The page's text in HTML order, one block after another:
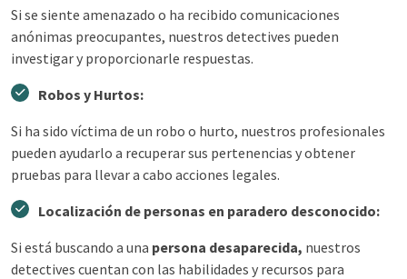
Si se siente amenazado o ha recibido comunicaciones
anónimas preocupantes, nuestros detectives pueden
investigar y proporcionarle respuestas.
Robos y Hurtos:
Si ha sido víctima de un robo o hurto, nuestros profesionales
pueden ayudarlo a recuperar sus pertenencias y obtener
pruebas para llevar a cabo acciones legales.
Localización de personas en paradero desconocido:
Si está buscando a una persona desaparecida, nuestros
detectives cuentan con las habilidades y recursos para